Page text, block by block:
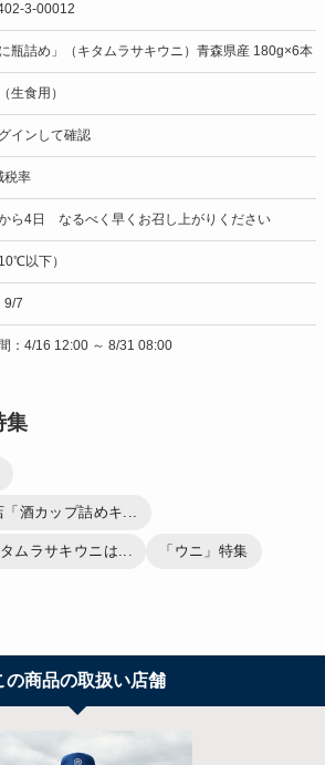
3-00012
に瓶詰め」（キタムラサキウニ）青森県産 180g×6本
生食用）
インして確認
税率
ら4日 なるべく早くお召し上がりください
以下）
9/7
：4/16 12:00 ～ 8/31 08:00
集
酒カップ詰めキ...
ムラサキウニは... 「ウニ」特集
の商品の取扱い店舗